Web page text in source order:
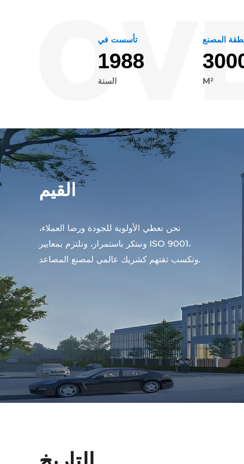
تأسست في
1988
السنة
المصنع
300
M²
القيم
نحن نعطي الأولوية للجودة ورضا العملاء،
ونبتكر باستمرار، ونلتزم بمعايير ISO 9001،
ونكسب ثقتهم كشريك عالمي لمصنع المصاعد.